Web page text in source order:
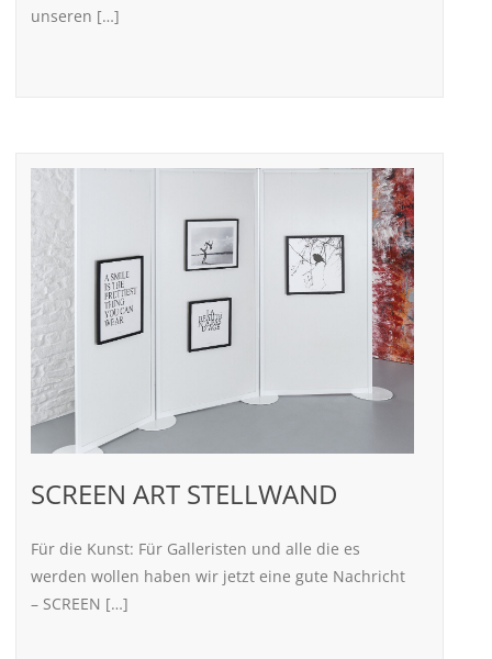
unseren […]
SCREEN ART STELLWAND
Für die Kunst: Für Galleristen und alle die es
werden wollen haben wir jetzt eine gute Nachricht
– SCREEN […]